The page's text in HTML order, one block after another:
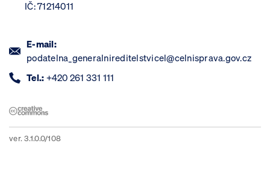
IČ: 71214011
E-mail:
podatelna_generalnireditelstvicel@celnisprava.gov.cz
Tel.: +420 261 331 111
ver. 3.1.0.0/108